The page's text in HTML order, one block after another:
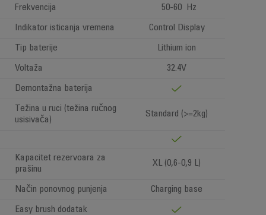
Frekvencija 50-60 Hz
Indikator isticanja vremena Control Display
Tip baterije Lithium ion
Voltaža 32.4V
Demontažna baterija
Težina u ruci (težina ručnog
usisivača)
Standard (>=2kg)
Kapacitet rezervoara za
prašinu
XL (0,6-0,9 L)
Način ponovnog punjenja Charging base
Easy brush dodatak